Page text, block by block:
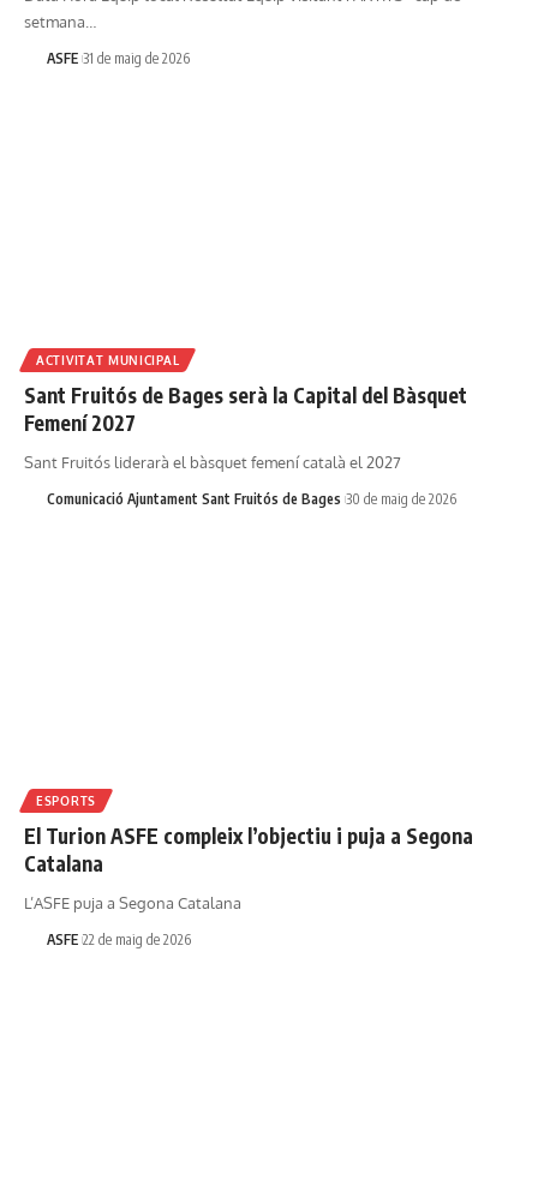
setmana…
ASFE 31 de maig de 2026
ACTIVITAT MUNICIPAL
Sant Fruitós de Bages serà la Capital del Bàsquet
Femení 2027
Sant Fruitós liderarà el bàsquet femení català el 2027
Comunicació Ajuntament Sant Fruitós de Bages 30 de maig de 2026
ESPORTS
El Turion ASFE compleix l’objectiu i puja a Segona
Catalana
L’ASFE puja a Segona Catalana
ASFE 22 de maig de 2026